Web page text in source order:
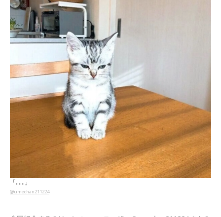
「……」
@umechan211224